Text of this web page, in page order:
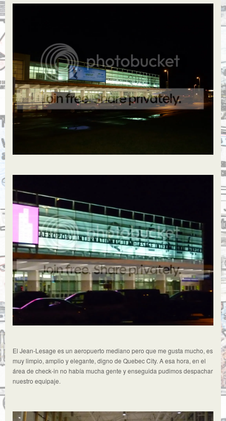
El Jean-Lesage es un aeropuerto mediano pero que me gusta mucho, es
muy limpio, amplio y elegante, digno de Quebec City. A esa hora, en el
área de check-in no había mucha gente y enseguida pudimos despachar
nuestro equipaje.